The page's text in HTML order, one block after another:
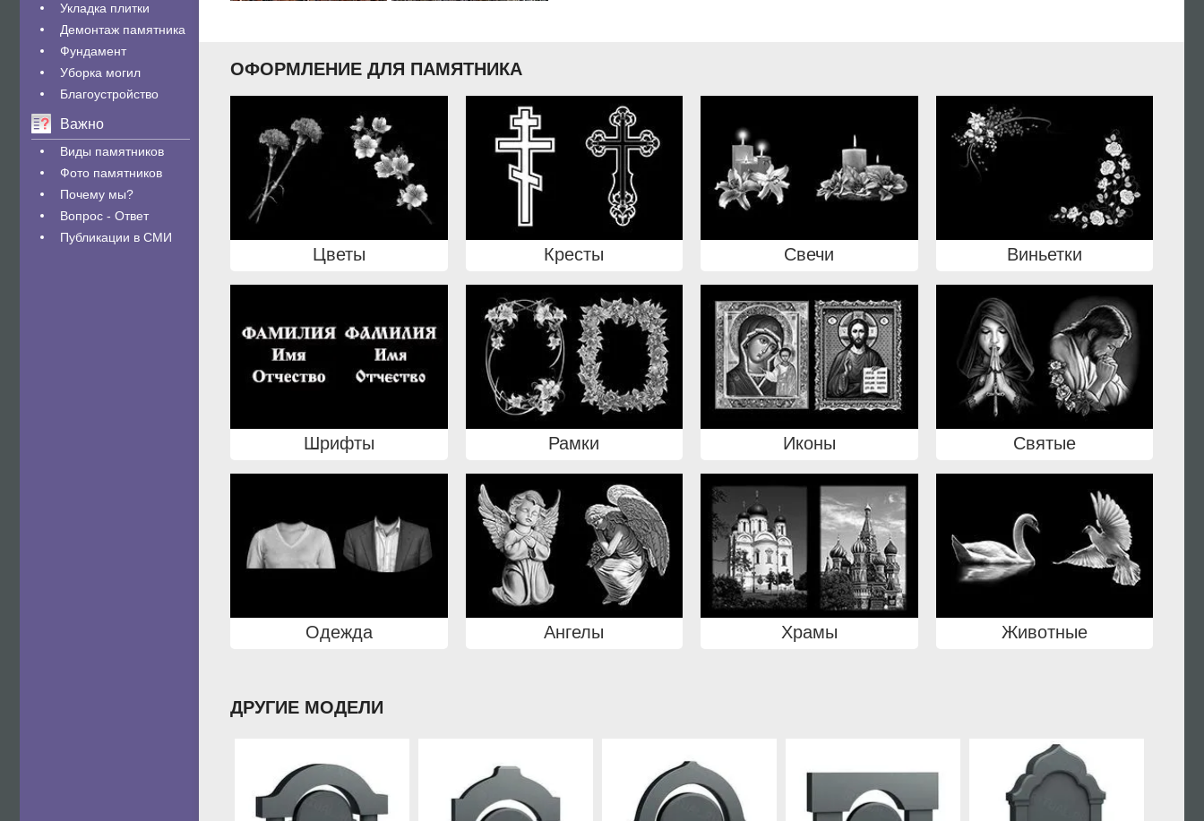
Укладка плитки
Демонтаж памятника
Фундамент
Уборка могил
Благоустройство
Важно
Виды памятников
Фото памятников
Почему мы?
Вопрос - Ответ
Публикации в СМИ
ОФОРМЛЕНИЕ ДЛЯ ПАМЯТНИКА
Цветы Кресты Свечи Виньетки
Шрифты Рамки Иконы Святые
Одежда Ангелы Храмы Животные
ДРУГИЕ МОДЕЛИ